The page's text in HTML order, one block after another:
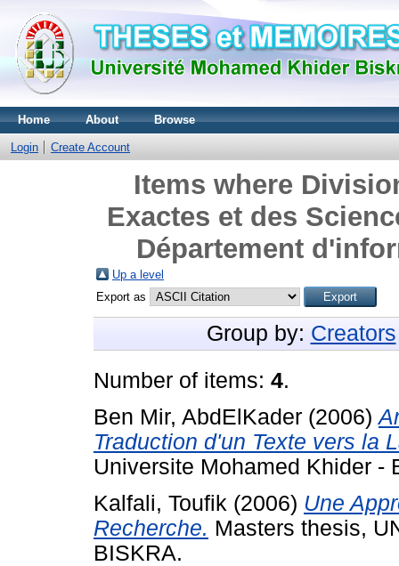
Home About Browse
Login Create Account
Items where
Exactes et des
Département
Up a level
Export as
Group by: Creators
Number of items: 4.
Ben Mir, AbdElKader (2006)
Traduction d'un Texte vers la
Universite Mohamed Khider -
Kalfali, Toufik (2006) Une
Recherche. Masters thesis,
BISKRA.